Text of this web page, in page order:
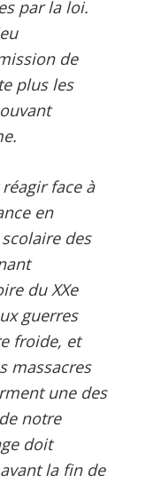
par la loi.
de
plus les
face à
en
des
du XXe
guerres
froide, et
massacres
une des
notre
doit
la fin de